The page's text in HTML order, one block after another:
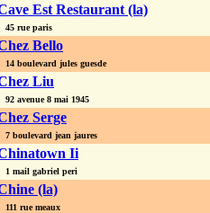
Est Restaurant (la)
45 rue paris
Bello
14 boulevard jules guesde
Liu
92 avenue 8 mai 1945
Serge
7 boulevard jean jaures
Ii
1 mail gabriel peri
(la)
111 rue meaux